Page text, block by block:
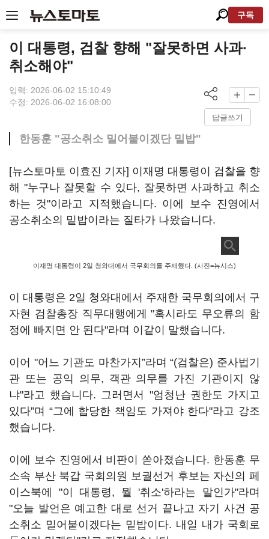
구독
이 대통령, 검찰 향해 "잘못하면 사과·
취소해야"
입력: 2026-06-02 15:10:49
수정: 2026-06-02 16:08:00
답글쓰기
한동훈 "공소취소 밀어붙이겠단 밑밥"
[뉴스토마토 이효진 기자] 이재명 대통령이 검찰을 향
해 "누구나 잘못할 수 있다, 잘못하면 사과하고 취소
하는 것"이라고 지적했습니다. 이에 보수 진영에서
공소취소의 밑밥이라는 질타가 나왔습니다.
이재명 대통령이 2일 청와대에서 국무회의를 주재했다. (사진=뉴시스)
이 대통령은 2일 청와대에서 주재한 국무회의에서 구
자현 검찰총장 직무대행에게 "혹시라도 무오류의 함
정에 빠지면 안 된다"라며 이같이 말했습니다.
이어 "어느 기관도 마찬가지”라며 “(검찰은) 준사법기
관 또는 공익 의무, 객관 의무를 가진 기관이지 않
냐"라고 했습니다. 그러면서 "엄청난 권한도 가지고
있다”며 “그에 합당한 책임도 가져야 한다"라고 강조
했습니다.
이에 보수 진영에서 비판이 쏟아졌습니다. 한동훈 무
소속 부산 북갑 국회의원 보궐선거 후보는 자신의 페
이스북에 "이 대통령, 뭘 '취소'하라는 말인가"라며
"오늘 발언은 예고한 대로 선거 끝나고 자기 사건 공
소취소 밀어붙이겠다는 밑밥이다. 내일 내가 국회로